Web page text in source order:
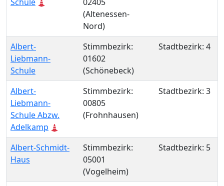
(Altenessen-
Nord)
Albert-
Liebmann-
Schule
Stimmbezirk:
01602
(Schönebeck)
Stadtbezirk: 4
Albert-
Liebmann-
Schule Abzw.
Adelkamp
Stimmbezirk:
00805
(Frohnhausen)
Stadtbezirk: 3
Albert-Schmidt-
Haus
Stimmbezirk:
05001
(Vogelheim)
Stadtbezirk: 5